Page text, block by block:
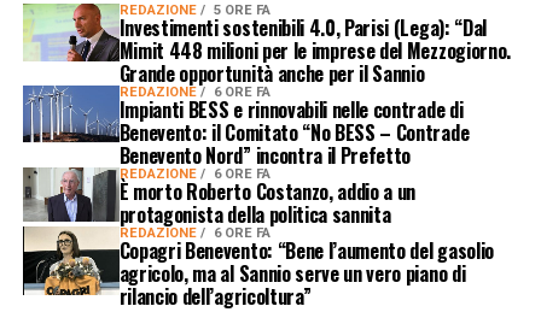
REDAZIONE 5 ORE FA
Investimenti sostenibili 4.0, Parisi (Lega): “Dal
Mimit 448 milioni per le imprese del Mezzogiorno.
Grande opportunità anche per il Sannio
REDAZIONE 6 ORE FA
Impianti BESS e rinnovabili nelle contrade di
Benevento: il Comitato “No BESS – Contrade
Benevento Nord” incontra il Prefetto
REDAZIONE 6 ORE FA
È morto Roberto Costanzo, addio a un
protagonista della politica sannita
REDAZIONE 6 ORE FA
Copagri Benevento: “Bene l’aumento del gasolio
agricolo, ma al Sannio serve un vero piano di
rilancio dell’agricoltura”